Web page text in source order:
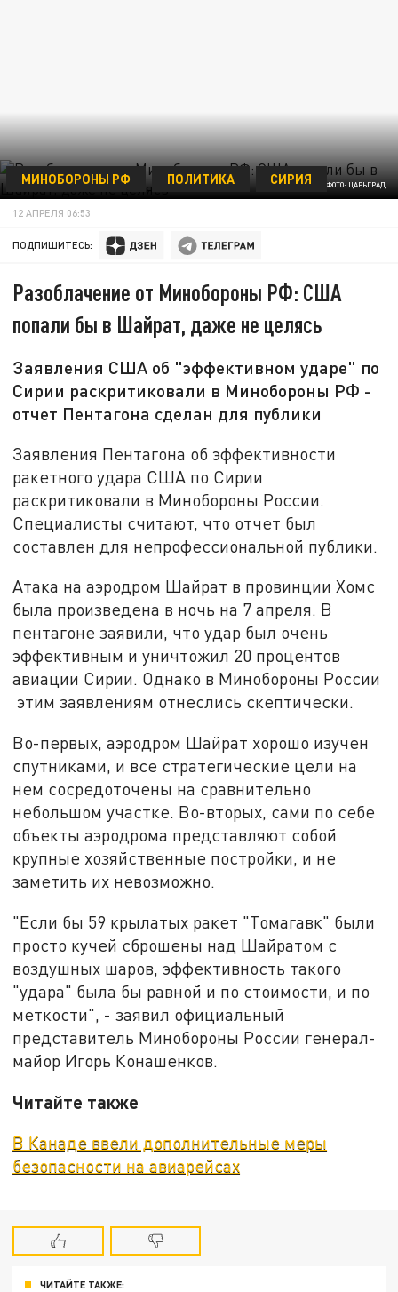
ФОТО: ЦАРЬГРАД
МИНОБОРОНЫ РФ ПОЛИТИКА СИРИЯ
12 АПРЕЛЯ 06:53
ПОДПИШИТЕСЬ:
Разоблачение от Минобороны РФ: США
попали бы в Шайрат, даже не целясь
Заявления США об "эффективном ударе" по
Сирии раскритиковали в Минобороны РФ -
отчет Пентагона сделан для публики
Заявления Пентагона об эффективности
ракетного удара США по Сирии
раскритиковали в Минобороны России.
Специалисты считают, что отчет был
составлен для непрофессиональной публики.
Атака на аэродром Шайрат в провинции Хомс
была произведена в ночь на 7 апреля. В
пентагоне заявили, что удар был очень
эффективным и уничтожил 20 процентов
авиации Сирии. Однако в Минобороны России
этим заявлениям отнеслись скептически.
Во-первых, аэродром Шайрат хорошо изучен
спутниками, и все стратегические цели на
нем сосредоточены на сравнительно
небольшом участке. Во-вторых, сами по себе
объекты аэродрома представляют собой
крупные хозяйственные постройки, и не
заметить их невозможно.
"Если бы 59 крылатых ракет "Томагавк" были
просто кучей сброшены над Шайратом с
воздушных шаров, эффективность такого
"удара" была бы равной и по стоимости, и по
меткости", - заявил официальный
представитель Минобороны России генерал-
майор Игорь Конашенков.
Читайте также
В Канаде ввели дополнительные меры
безопасности на авиарейсах
ЧИТАЙТЕ ТАКЖЕ: